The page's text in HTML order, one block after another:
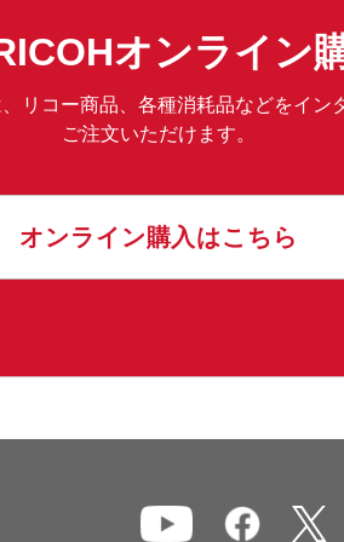
オンライン
リコー商品、各種消耗品などをイン
ご注文いただけます。
オンライン購入はこちら